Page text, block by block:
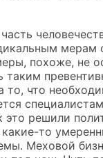
мерам
похоже, не
таким
то, что
это решили
то
Меховой